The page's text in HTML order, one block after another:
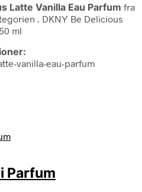
Latte Vanilla Eau Parfum fra
. DKNY Be Delicious
ml
vanilla-eau-parfum
Parfum